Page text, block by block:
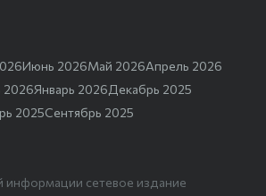
Июнь 2026Май 2026Апрель 2026
2026Январь 2026Декабрь 2025
2025Сентябрь 2025
информации сетевое издание